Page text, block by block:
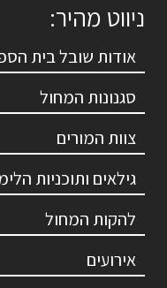
ניווט מהיר:
אודות שובל בית
סגנונות המחול
צוות המורים
גילאים ותוכניות
להקות המחול
אירועים